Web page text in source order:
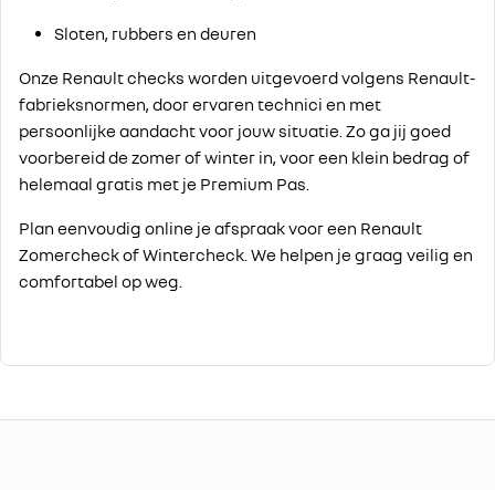
Sloten, rubbers en deuren
Onze Renault checks worden uitgevoerd volgens Renault-
fabrieksnormen, door ervaren technici en met
persoonlijke aandacht voor jouw situatie. Zo ga jij goed
voorbereid de zomer of winter in, voor een klein bedrag of
helemaal gratis met je Premium Pas.
Plan eenvoudig online je afspraak voor een Renault
Zomercheck of Wintercheck. We helpen je graag veilig en
comfortabel op weg.